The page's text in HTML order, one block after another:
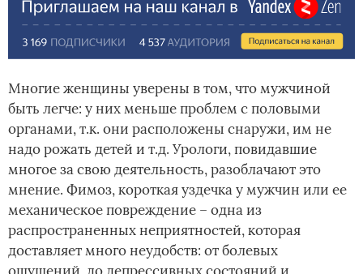
Многие женщины уверены в том, что мужчиной
быть легче: у них меньше проблем с половыми
органами, т.к. они расположены снаружи, им не
надо рожать детей и т.д. Урологи, повидавшие
многое за свою деятельность, разоблачают это
мнение. Фимоз, короткая уздечка у мужчин или ее
механическое повреждение – одна из
распространенных неприятностей, которая
доставляет много неудобств: от болевых